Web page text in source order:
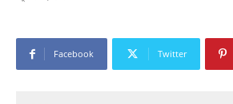
Facebook Twitter